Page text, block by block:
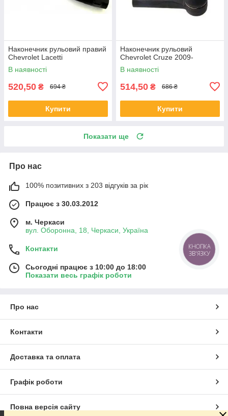
Наконечник рульовий правий
Chevrolet Lacetti
В наявності
520,50 ₴ 694 ₴
Купити
Наконечник рульовий
Chevrolet Cruze 2009-
В наявності
514,50 ₴ 686 ₴
Купити
Показати ще
Про нас
100% позитивних з 203 відгуків за рік
Працює з 30.03.2012
м. Черкаси
вул. Оборонна, 18, Черкаси, Україна
Контакти
Сьогодні працює з 10:00 до 18:00
Показати весь графік роботи
Про нас
Контакти
Доставка та оплата
Графік роботи
Повна версія сайту
КНОПКА
ЗВ'ЯЗКУ